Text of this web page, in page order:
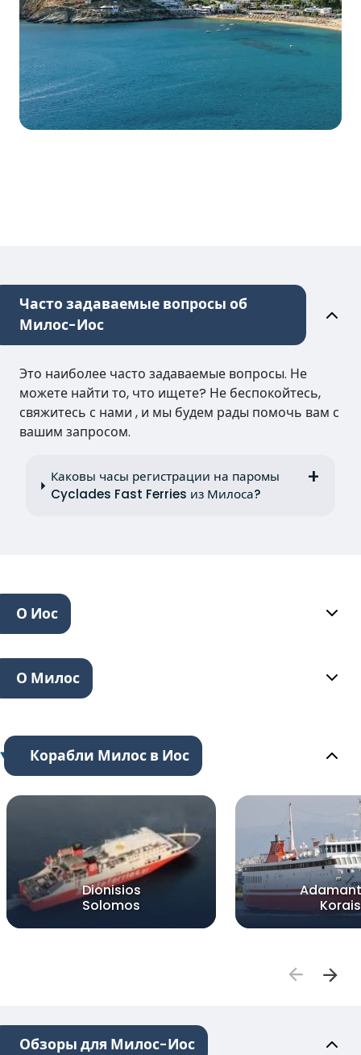
Часто задаваемые вопросы об
Милос-Иос
Это наиболее часто задаваемые вопросы. Не
можете найти то, что ищете? Не беспокойтесь,
свяжитесь с нами , и мы будем рады помочь вам с
вашим запросом.
Каковы часы регистрации на паромы
Cyclades Fast Ferries из Милоса?
О Иос
О Милос
Корабли Милос в Иос
Dionisios
Solomos
Korais
Обзоры для Милос-Иос